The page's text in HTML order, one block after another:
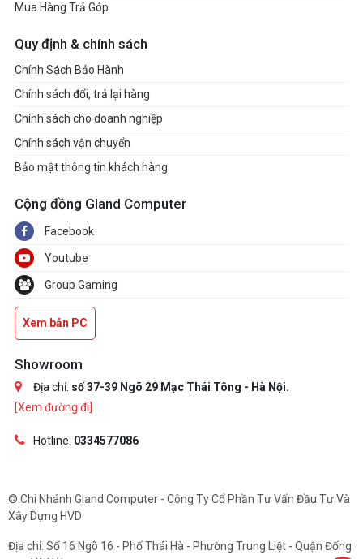
Mua Hàng Trả Góp
Quy định & chính sách
Chính Sách Bảo Hành
Chính sách đổi, trả lại hàng
Chính sách cho doanh nghiệp
Chính sách vận chuyển
Bảo mật thông tin khách hàng
Cộng đồng Gland Computer
Facebook
Youtube
Group Gaming
Xem bản PC
Showroom
Địa chỉ: số 37-39 Ngõ 29 Mạc Thái Tông - Hà Nội.
[Xem đường đi]
Hotline: 0334577086
© Chi Nhánh Gland Computer - Công Ty Cổ Phần Tư Vấn Đầu Tư Và
Xây Dựng HVD
Địa chỉ: Số 16 Ngõ 16 - Phố Thái Hà - Phường Trung Liệt - Quận Đống